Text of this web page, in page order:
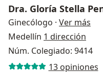
Dra. Gloría Stella
Ginecólogo · Ver más
Medellín 1 dirección
Núm. Colegiado: 9414
13 opiniones